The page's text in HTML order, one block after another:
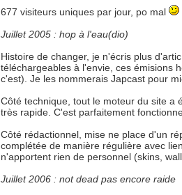
677 visiteurs uniques par jour, po mal
Juillet 2005 : hop à l'eau(dio)
Histoire de changer, je n'écris plus
téléchargeables à l'envie, ces émisions
c'est). Je les nommerais Japcast pour
Côté technique, tout le moteur du site a
très rapide. C'est parfaitement
Côté rédactionnel, mise ne place d'un
complétée de manière régulière avec
n'apportent rien de personnel (skins,
Juillet 2006 : not dead pas encore raide